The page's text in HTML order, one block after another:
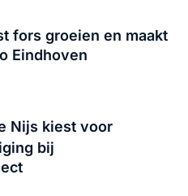
fors groeien en maakt
Eindhoven
Nijs kiest voor
bij